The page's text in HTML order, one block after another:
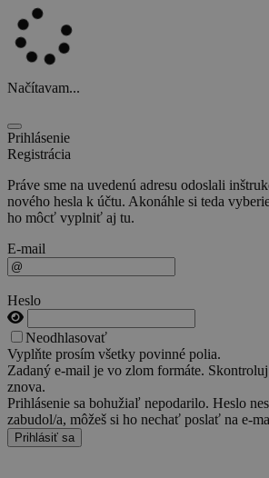
Načítavam...
Prihlásenie
Registrácia
Práve sme na uvedenú adresu odoslali
nového hesla k účtu. Akonáhle si teda
ho môcť vyplniť aj tu.
E-mail
Heslo
Neodhlasovať
Vyplňte prosím všetky povinné polia.
Zadaný e-mail je vo zlom formáte.
znova.
Prihlásenie sa bohužiaľ nepodarilo. Heslo
zabudol/a, môžeš si ho nechať poslať na e-
Prihlásiť sa